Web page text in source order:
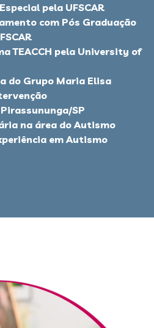
pela UFSCAR
com Pós Graduação
TEACCH pela University of
do Grupo Maria Elisa
SP
na área do Autismo
em Autismo